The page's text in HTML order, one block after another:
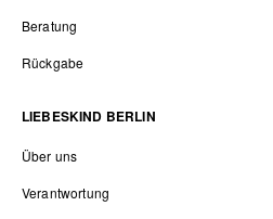
Beratung
Rückgabe
LIEBESKIND BERLIN
Über uns
Verantwortung